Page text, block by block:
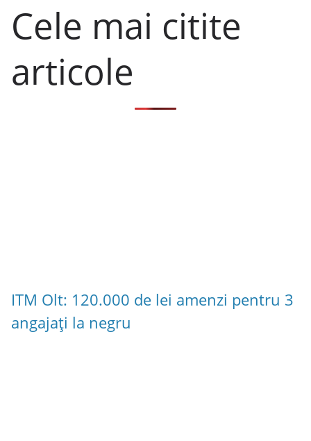
Cele mai citite
articole
ITM Olt: 120.000 de lei amenzi pentru 3
angajați la negru